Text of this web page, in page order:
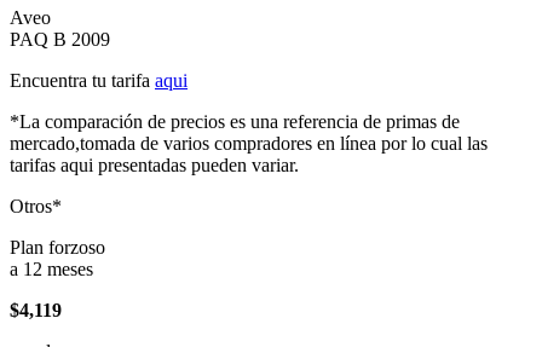
Aveo
PAQ B 2009
Encuentra tu tarifa aqui
*La comparación de precios es una referencia de primas de
mercado,tomada de varios compradores en línea por lo cual las
tarifas aqui presentadas pueden variar.
Otros*
Plan forzoso
a 12 meses
$4,119